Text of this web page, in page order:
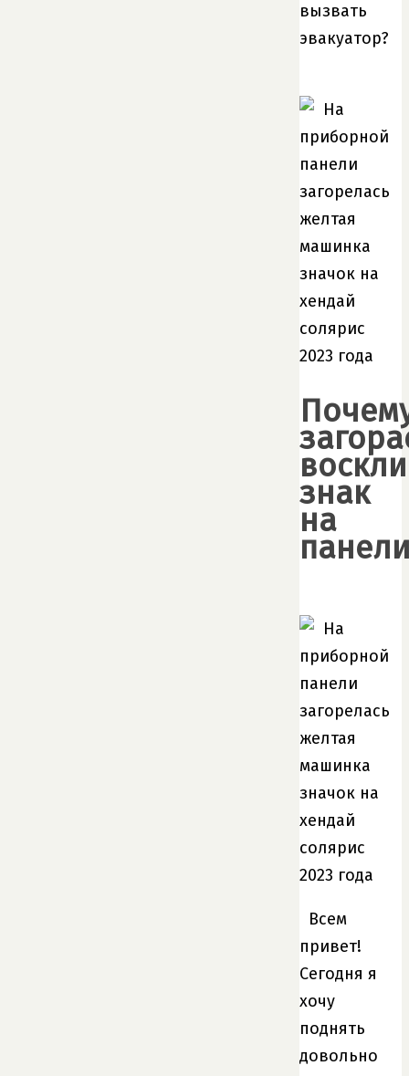
вызвать
эвакуатор?
знак
на
Всем
привет!
Сегодня я
хочу
поднять
довольно